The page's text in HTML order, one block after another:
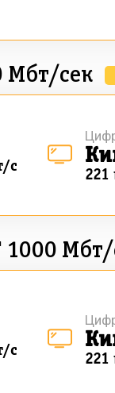
Мбт/сек
с
221
1000
с
221